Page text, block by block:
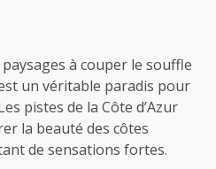
paysages à couper le souffle
un véritable paradis pour
pistes de la Côte d’Azur
la beauté des côtes
de sensations fortes.